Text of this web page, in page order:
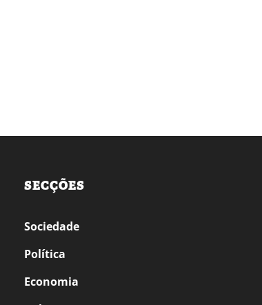
SECÇÕES
Sociedade
Política
Economia